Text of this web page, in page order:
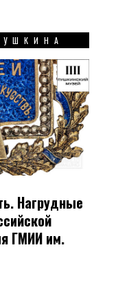
Нагрудные
ГМИИ им.